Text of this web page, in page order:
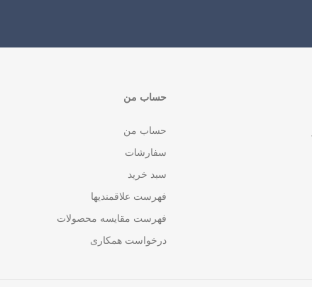
حساب من
حساب من
سفارشات
سبد خرید
فهرست علاقمندیها
فهرست مقایسه محصولات
درخواست همکاری